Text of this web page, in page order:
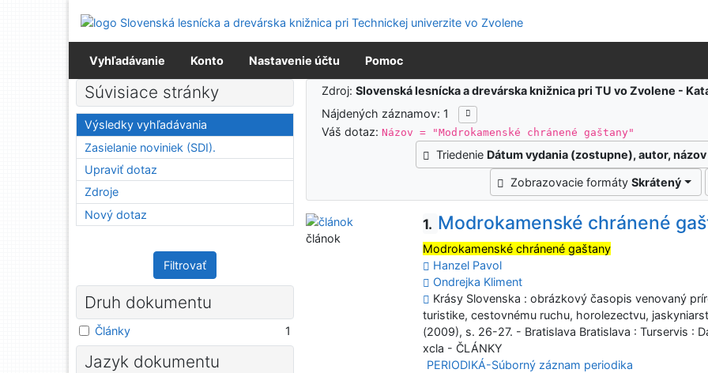
Prejsť na menu
Prehlásenie o webovej prístupnosti
Vyhľadávanie
Konto Nastavenie účtu Pomoc
Výsledky vyhľadávania
Zdroj:Slovenská lesnícka a drevárska knižnica pri TU vo Zvolene -
Nájdených záznamov: 1
Váš dotaz:Názov = "Modrokamenské chránené gaštany"
Triedenie Dátum vydania (zostupne), autor, názov
Zobrazovacie formátySkrátený
1. Modrokamenské chránené
Modrokamenské chránené gaštany
Hanzel Pavol
Ondrejka Kliment
Krásy Slovenska : obrázkový časopis venovaný
turistike, cestovnému ruchu, horolezectvu,
(2009), s. 26-27. - Bratislava Bratislava : Turservis :
xcla - ČLÁNKY
PERIODIKÁ-Súborný záznam periodika
článok
Súvisiace stránky
Výsledky vyhľadávania
Zasielanie noviniek (SDI).
Upraviť dotaz
Zdroje
Nový dotaz
Filtrovať
Druh dokumentu
Články 1
Jazyk dokumentu